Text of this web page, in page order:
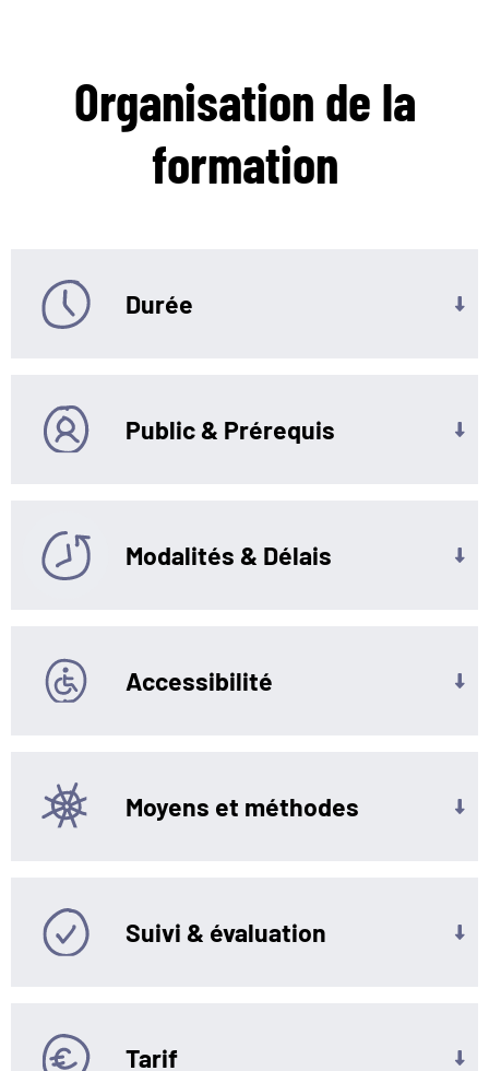
Organisation de la
formation
Durée
Public & Prérequis
Modalités & Délais
Accessibilité
Moyens et méthodes
Suivi & évaluation
Tarif